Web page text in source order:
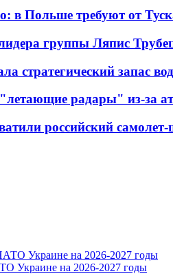
в Польше требуют от
группы Ляпис
стратегический запас
радары" из-за
российский
Украине на 2026-2027 годы